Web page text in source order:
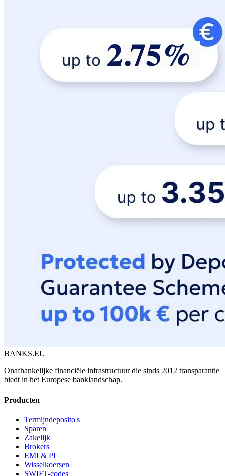
BANKS.EU
Onafhankelijke financiële infrastructuur die sinds 2012 transparantie
biedt in het Europese banklandschap.
Producten
Termijndeposito's
Sparen
Zakelijk
Brokers
EMI & PI
Wisselkoersen
SWIFT-codes